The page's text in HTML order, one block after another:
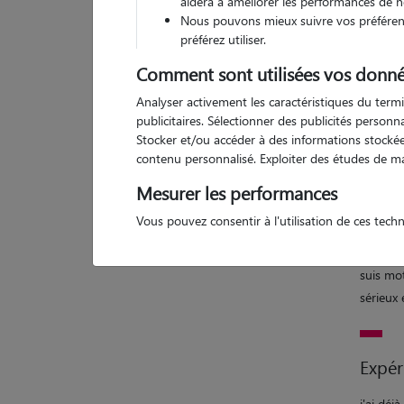
j'aime
suis
sérieux
Nous pouvons mieux suivre vos
préférez utiliser.
Comment sont utilisées vos
Analyser activement les caractéristiques du
publicitaires. Sélectionner des publicités
Stocker et/ou accéder à des informations
contenu personnalisé. Exploiter des études de
Mesurer les performances
Vous pouvez consentir à l'utilisation de ces